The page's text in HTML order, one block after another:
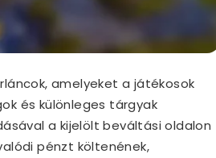
amelyeket a játékosok
és különleges tárgyak
a kijelölt beváltási oldalon
pénzt költenének,